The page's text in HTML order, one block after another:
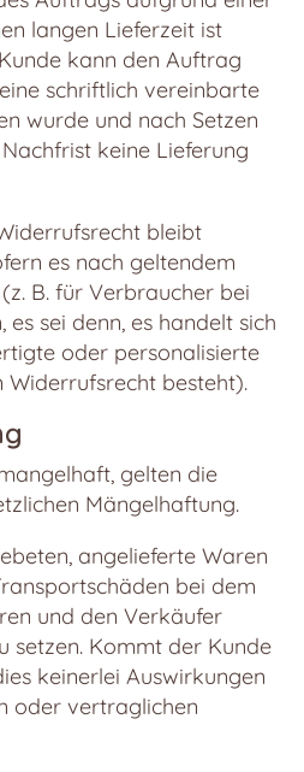
langen Lieferzeit ist
kann den Auftrag
schriftlich vereinbarte
wurde und nach Setzen
keine Lieferung
bleibt
es nach geltendem
B. für Verbraucher bei
sei denn, es handelt sich
oder personalisierte
Widerrufsrecht besteht).
gelten die
Mängelhaftung.
angelieferte Waren
bei dem
und den Verkäufer
setzen. Kommt der Kunde
keinerlei Auswirkungen
oder vertraglichen